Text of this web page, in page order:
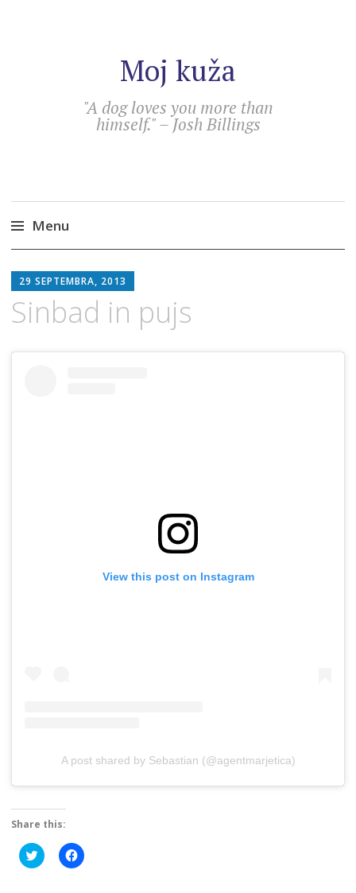
Moj kuža
"A dog loves you more than
himself." – Josh Billings
Menu
to
content
29 SEPTEMBRA, 2013
Sinbad in pujs
View this post on Instagram
A post shared by Sebastian (@agentmarjetica)
Share this:
Click
to
Click
to